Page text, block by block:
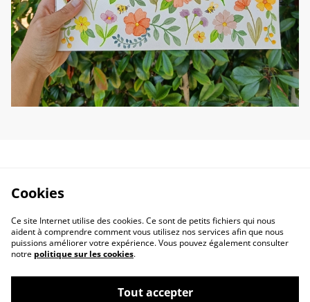
Cookies
Ce site Internet utilise des cookies. Ce sont de petits fichiers qui nous
aident à comprendre comment vous utilisez nos services afin que nous
puissions améliorer votre expérience. Vous pouvez également consulter
notre politique sur les cookies.
Tout accepter